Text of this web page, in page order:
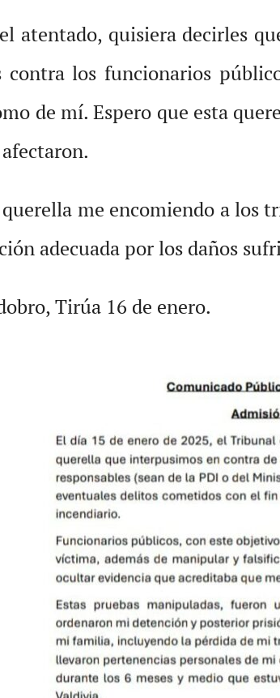
atentado, quisiera decirles
contra los funcionarios
de mí. Espero que esta
me encomiendo a los
adecuada por los daños
Tirúa 16 de enero.